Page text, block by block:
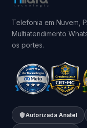
Telefonia em Nuvem,
Multiatendimento
os portes.
Autorizada Anatel